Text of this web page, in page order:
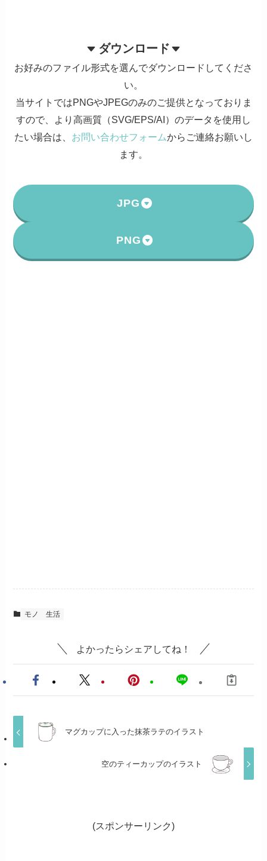
ダウンロード
お好みのファイル形式を選んでダウンロードしてくださ
い。
当サイトではPNGやJPEGのみのご提供となっておりま
すので、より高画質（SVG/EPS/AI）のデータを使用し
たい場合は、 お問い合わせフォームからご連絡お願いし
ます。
JPG
PNG
モノ 生活
よかったらシェアしてね！
マグカップに入った抹茶ラテのイラスト
空のティーカップのイラスト
(スポンサーリンク)